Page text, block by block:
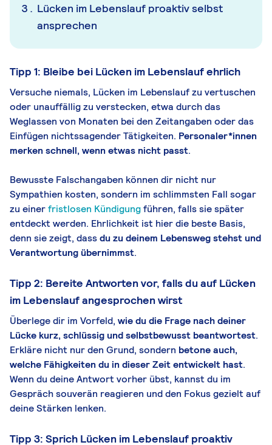
Lücken im Lebenslauf proaktiv selbst
ansprechen
Tipp 1: Bleibe bei Lücken im Lebenslauf ehrlich
Versuche niemals, Lücken im Lebenslauf zu vertuschen
oder unauffällig zu verstecken, etwa durch das
Weglassen von Monaten bei den Zeitangaben oder das
Einfügen nichtssagender Tätigkeiten. Personaler*innen
merken schnell, wenn etwas nicht passt.
Bewusste Falschangaben können dir nicht nur
Sympathien kosten, sondern im schlimmsten Fall sogar
zu einerfristlosen Kündigungführen, falls sie später
entdeckt werden. Ehrlichkeit ist hier die beste Basis,
denn sie zeigt, dassdu zu deinem Lebensweg stehst und
Verantwortung übernimmst.
Tipp 2: Bereite Antworten vor, falls du auf Lücken
im Lebenslauf angesprochen wirst
Überlege dir im Vorfeld, wie du die Frage nach deiner
Lücke kurz, schlüssig und selbstbewusst beantwortest.
Erkläre nicht nur den Grund, sondern betone auch,
welche Fähigkeitendu in dieser Zeit entwickelt hast.
Wenn du deine Antwort vorher übst, kannst du im
Gespräch souverän reagieren und den Fokus gezielt auf
deine Stärken lenken.
Tipp 3: Sprich Lücken im Lebenslauf proaktiv